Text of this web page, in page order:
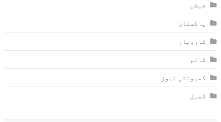
فیشن
پاکستان
کاروبار
کالم
کمیونٹی نیوز
کھیل